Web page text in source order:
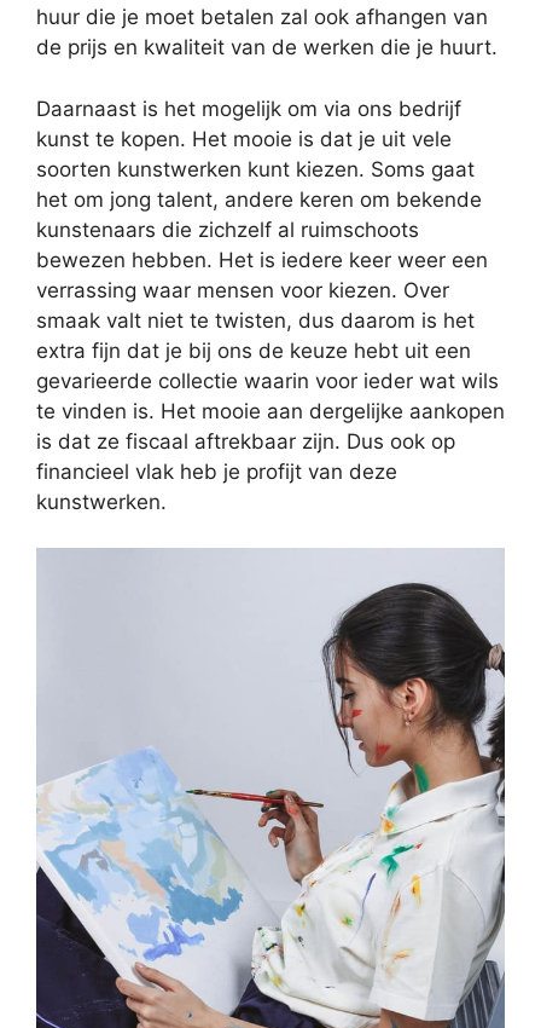
huur die je moet betalen zal ook afhangen van
de prijs en kwaliteit van de werken die je huurt.
Daarnaast is het mogelijk om via ons bedrijf
kunst te kopen. Het mooie is dat je uit vele
soorten kunstwerken kunt kiezen. Soms gaat
het om jong talent, andere keren om bekende
kunstenaars die zichzelf al ruimschoots
bewezen hebben. Het is iedere keer weer een
verrassing waar mensen voor kiezen. Over
smaak valt niet te twisten, dus daarom is het
extra fijn dat je bij ons de keuze hebt uit een
gevarieerde collectie waarin voor ieder wat wils
te vinden is. Het mooie aan dergelijke aankopen
is dat ze fiscaal aftrekbaar zijn. Dus ook op
financieel vlak heb je profijt van deze
kunstwerken.